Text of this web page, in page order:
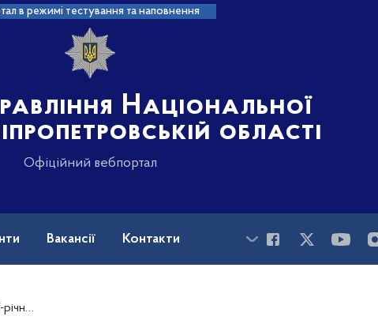
в режимі тестування та наповнення
Національної
області
Офіційний вебпортал
Вакансії Контакти
Оновлено